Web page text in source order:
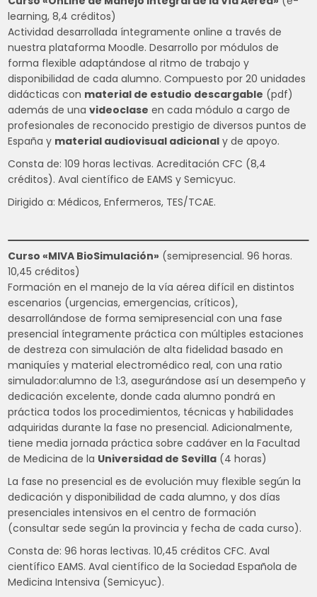
learning, 8,4 créditos)
Actividad desarrollada íntegramente online a través de
nuestra plataforma Moodle. Desarrollo por módulos de
forma flexible adaptándose al ritmo de trabajo y
disponibilidad de cada alumno. Compuesto por 20 unidades
didácticas con material de estudio descargable (pdf)
además de unavideoclase en cada módulo a cargo de
profesionales de reconocido prestigio de diversos puntos de
España y material audiovisual adicional y de apoyo.
Consta de: 109 horas lectivas. Acreditación CFC (8,4
créditos). Aval científico de EAMS y Semicyuc.
Dirigido a: Médicos, Enfermeros, TES/TCAE.
Curso «MIVA BioSimulación» (semipresencial. 96 horas.
10,45 créditos)
Formación en el manejo de la vía aérea difícil en distintos
escenarios (urgencias, emergencias, críticos),
desarrollándose de forma semipresencial con una fase
presencial íntegramente práctica con múltiples estaciones
de destreza con simulación de alta fidelidad basado en
maniquíes y material electromédico real, con una ratio
simulador:alumno de 1:3, asegurándose así un desempeño y
dedicación excelente, donde cada alumno pondrá en
práctica todos los procedimientos, técnicas y habilidades
adquiridas durante la fase no presencial. Adicionalmente,
tiene media jornada práctica sobre cadáver en la Facultad
de Medicina de la Universidad de Sevilla (4 horas)
La fase no presencial es de evolución muy flexible según la
dedicación y disponibilidad de cada alumno, y dos días
presenciales intensivos en el centro de formación
(consultar sede según la provincia y fecha de cada curso).
Consta de: 96 horas lectivas. 10,45 créditos CFC. Aval
científico EAMS. Aval científico de la Sociedad Española de
Medicina Intensiva (Semicyuc).